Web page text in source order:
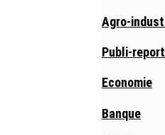
Agro-
Publi-
Economie
Banque